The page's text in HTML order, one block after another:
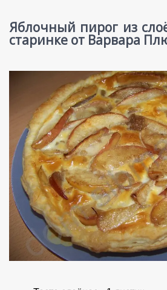
Яблочный пирог из
старинке от Варвара